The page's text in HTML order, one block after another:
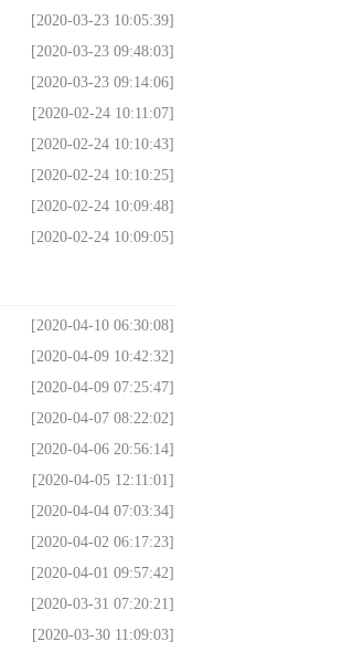
[2020-03-23 10:05:39]
[2020-03-23 09:48:03]
[2020-03-23 09:14:06]
[2020-02-24 10:11:07]
[2020-02-24 10:10:43]
[2020-02-24 10:10:25]
[2020-02-24 10:09:48]
[2020-02-24 10:09:05]
[2020-04-10 06:30:08]
[2020-04-09 10:42:32]
[2020-04-09 07:25:47]
[2020-04-07 08:22:02]
[2020-04-06 20:56:14]
[2020-04-05 12:11:01]
[2020-04-04 07:03:34]
[2020-04-02 06:17:23]
[2020-04-01 09:57:42]
[2020-03-31 07:20:21]
[2020-03-30 11:09:03]